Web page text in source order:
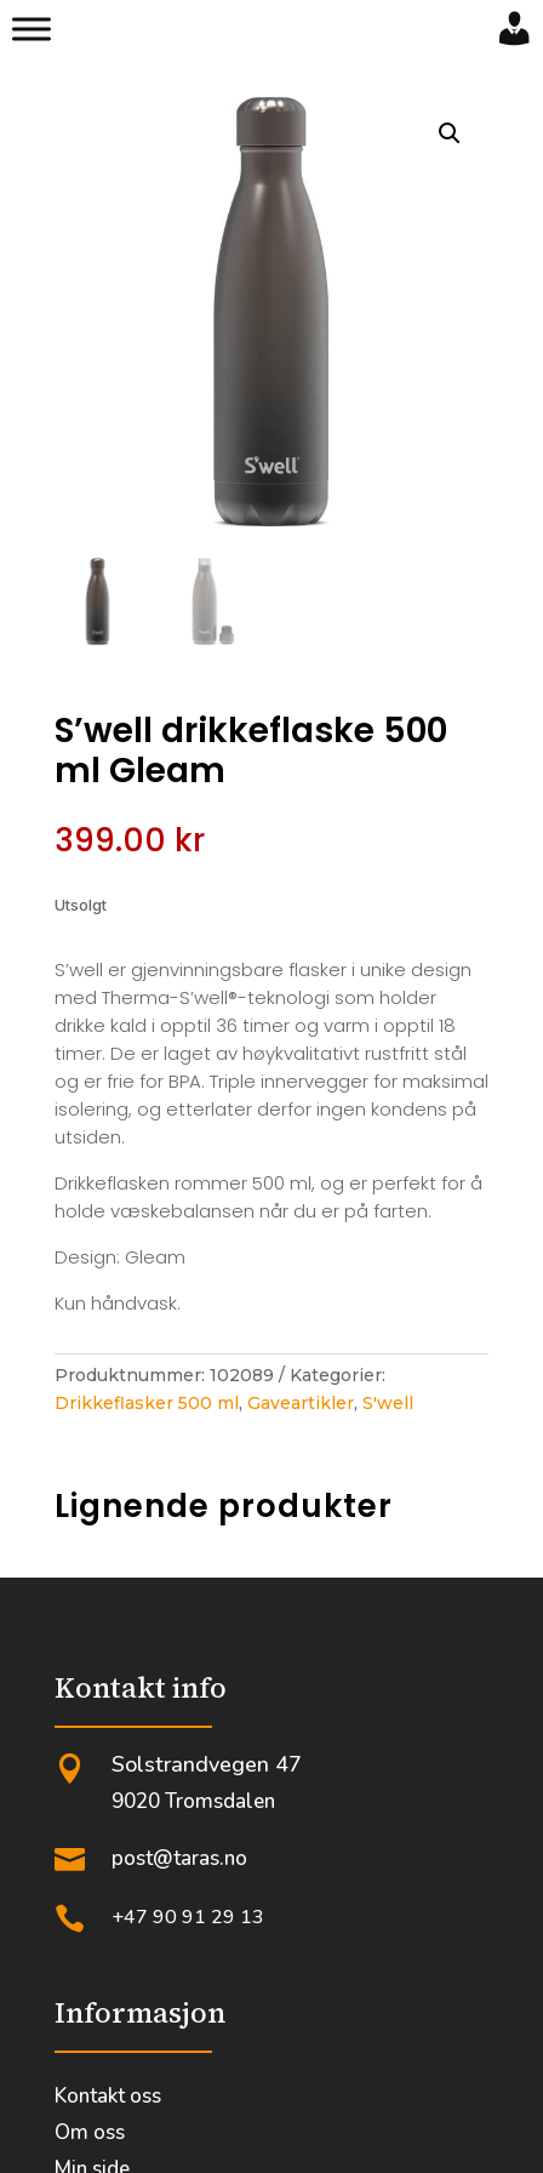
S’well drikkeflaske 500
ml Gleam
399.00 kr
Utsolgt
S’well er gjenvinningsbare flasker i unike design
med Therma-S’well®-teknologi som holder
drikke kald i opptil 36 timer og varm i opptil 18
timer. De er laget av høykvalitativt rustfritt stål
og er frie for BPA. Triple innervegger for maksimal
isolering, og etterlater derfor ingen kondens på
utsiden.
Drikkeflasken rommer 500 ml, og er perfekt for å
holde væskebalansen når du er på farten.
Design: Gleam
Kun håndvask.
Produktnummer: 102089
Kategorier:
Drikkeflasker 500 ml, Gaveartikler, S'well
Lignende produkter
Kontakt info
 Solstrandvegen 47
9020 Tromsdalen
 post@taras.no
 +47 90 91 29 13
Informasjon
Kontakt oss
Om oss